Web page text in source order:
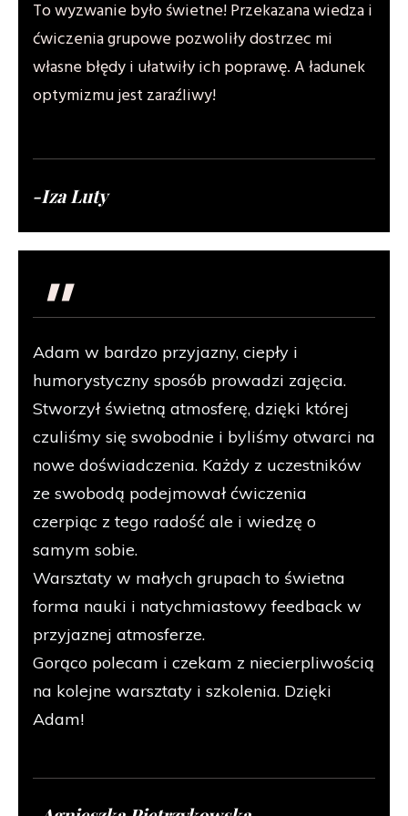
To wyzwanie było świetne! Przekazana wiedza i
ćwiczenia grupowe pozwoliły dostrzec mi
własne błędy i ułatwiły ich poprawę. A ładunek
optymizmu jest zaraźliwy!
-Iza Luty
"
Adam w bardzo przyjazny, ciepły i
humorystyczny sposób prowadzi zajęcia.
Stworzył świetną atmosferę, dzięki której
czuliśmy się swobodnie i byliśmy otwarci na
nowe doświadczenia. Każdy z uczestników
ze swobodą podejmował ćwiczenia
czerpiąc z tego radość ale i wiedzę o
samym sobie.
Warsztaty w małych grupach to świetna
forma nauki i natychmiastowy feedback w
przyjaznej atmosferze.
Gorąco polecam i czekam z niecierpliwością
na kolejne warsztaty i szkolenia. Dzięki
Adam!